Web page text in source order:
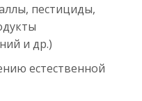
пестициды,
и др.)
естественной